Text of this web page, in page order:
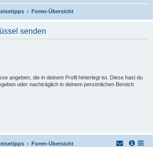
Foren-Übersicht
senden
angeben, die in deinem Profil hinterlegt ist. Diese hast du
oder nachträglich in deinem persönlichen Bereich
Foren-Übersicht